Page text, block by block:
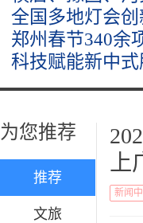
全国多地灯会
郑州春节340余
科技赋能新中
为您推荐
推荐
文旅
新闻